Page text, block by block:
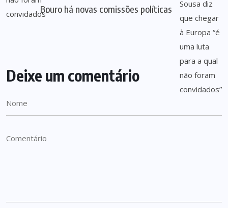
Bouro há novas comissões políticas
Deixe um comentário